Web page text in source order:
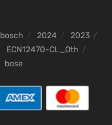
bosch 2024
2023
ECN12470-CL_Oth
bose